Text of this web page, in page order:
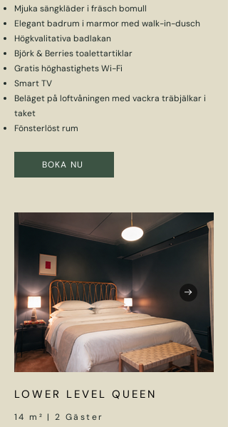
Mjuka sängkläder i fräsch bomull
Elegant badrum i marmor med walk-in-dusch
Högkvalitativa badlakan
Björk & Berries toalettartiklar
Gratis höghastighets Wi-Fi
Smart TV
Beläget på loftvåningen med vackra träbjälkar i
taket
Fönsterlöst rum
BOKA NU
LOWER LEVEL QUEEN
14 m² | 2 Gäster